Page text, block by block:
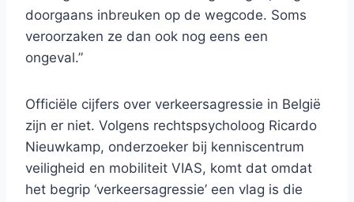
doorgaans inbreuken op de wegcode. Soms
veroorzaken ze dan ook nog eens een
ongeval.”
Officiële cijfers over verkeersagressie in België
zijn er niet. Volgens rechtspsycholoog Ricardo
Nieuwkamp, onderzoeker bij kenniscentrum
veiligheid en mobiliteit VIAS, komt dat omdat
het begrip ‘verkeersagressie’ een vlag is die